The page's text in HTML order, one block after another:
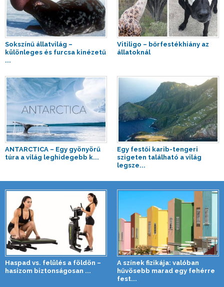
Sokszínű állatvilág –
különleges és furcsa kinézetű
...
Vitiligo – bőrfestékhiány az
állatoknál
ANTARCTICA – Egy gyönyörű
túra a világ leghidegebb k...
Egy festői karib-tengeri
szigeten található a világ
legsze...
Haspad vs. felülés a földön –
hasizom biztonságosan ...
A színek fizikája: valóban
hűvösebb marad egy fehérre
fest...